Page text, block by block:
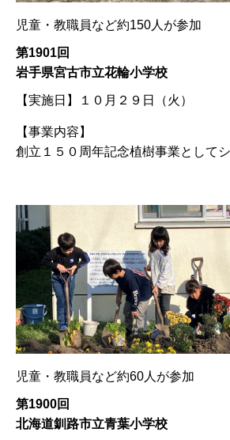
児童・教職員など約150人が参加
第1901回
岩手県宮古市立花輪小学校
【実施日】 １０月２９日（火）
【事業内容】
創立１５０周年記念植樹事業として
児童・教職員など約60人が参加
第1900回
北海道釧路市立青葉小学校